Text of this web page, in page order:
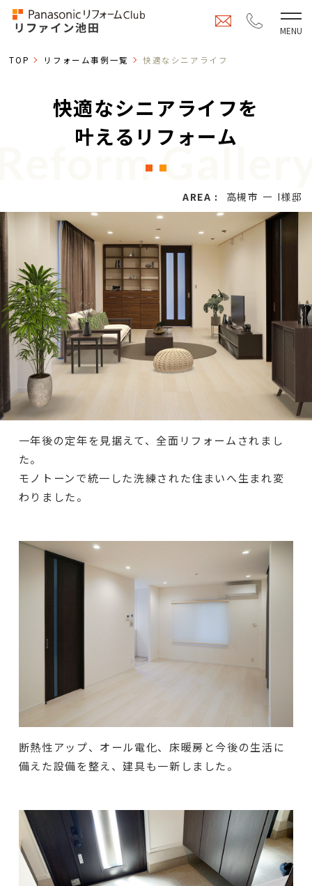
TOP リフォーム事例一覧 快適なシニアライフ
快適なシニアライフを
叶えるリフォーム
AREA : 高槻市 I様邸
一年後の定年を見据えて、全面リフォームされまし
た。
モノトーンで統一した洗練された住まいへ生まれ変
わりました。
断熱性アップ、オール電化、床暖房と今後の生活に
備えた設備を整え、建具も一新しました。